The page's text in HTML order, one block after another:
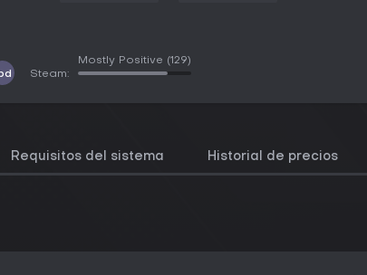
Steam:
Mostly Positive (129)
Requisitos del sistema Historial de precios